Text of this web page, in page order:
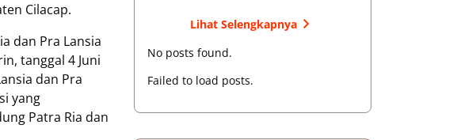
Cilacap.
dan Pra Lansia
tanggal 4 Juni
dan Pra
yang
Patra Ria dan
Lihat Selengkapnya
No posts found.
Failed to load posts.